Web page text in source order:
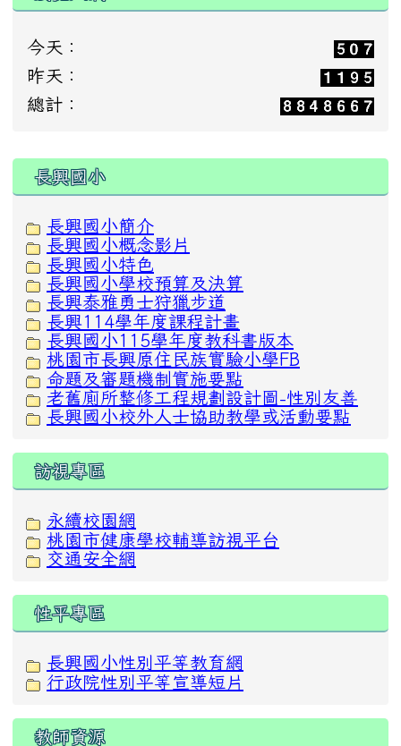
今天：
昨天：
總計：
:::
長興國小
長興國小簡介
長興國小概念影片
長興國小特色
長興國小學校預算及決算
長興泰雅勇士狩獵步道
長興114學年度課程計畫
長興國小115學年度教科書版本
桃園市長興原住民族實驗小學FB
命題及審題機制實施要點
老舊廁所整修工程規劃設計圖-性別友善
長興國小校外人士協助教學或活動要點
訪視專區
永續校園網
桃園市健康學校輔導訪視平台
交通安全網
性平專區
長興國小性別平等教育網
行政院性別平等宣導短片
教師資源